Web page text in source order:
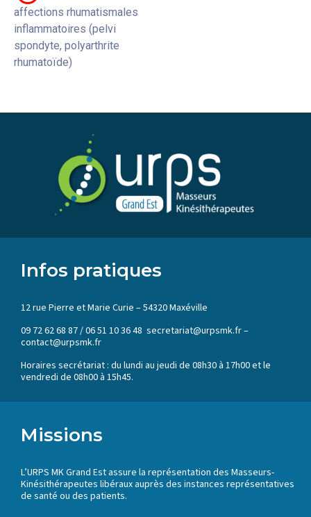
affections rhumatismales
inflammatoires (pelvi
spondyte, polyarthrite
rhumatoïde)
Infos pratiques
12 rue Pierre et Marie Curie – 54320 Maxéville
09 72 62 68 87 / 06 51 10 36 48 secretariat@urpsmk.fr –
contact@urpsmk.fr
Horaires secrétariat : du lundi au jeudi de 08h30 à 17h00 et le
vendredi de 08h00 à 15h45.
Missions
L’URPS MK Grand Est assure la représentation des Masseurs-
Kinésithérapeutes libéraux auprès des instances représentatives
de santé ou des patients.